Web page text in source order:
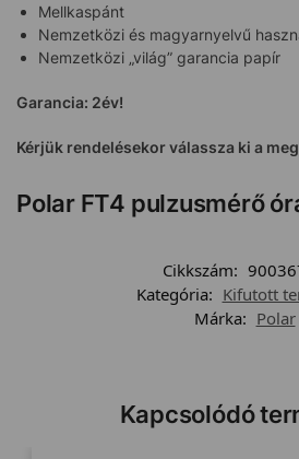
Mellkaspánt
Nemzetközi és magyarnyelvű
Nemzetközi „világ” garancia papír
Garancia: 2év!
Kérjük rendelésekor válassza ki a
Polar FT4 pulzusmérő
Cikkszám:
Kategória: Kifutott
Márka: Polar
Kapcsolódó